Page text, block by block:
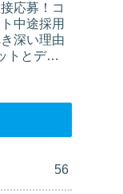
応募！コ
中途採用
深い理由
トとデメ
56